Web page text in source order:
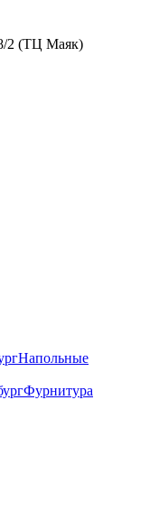
2 (ТЦ Маяк)
Напольные
Фурнитура